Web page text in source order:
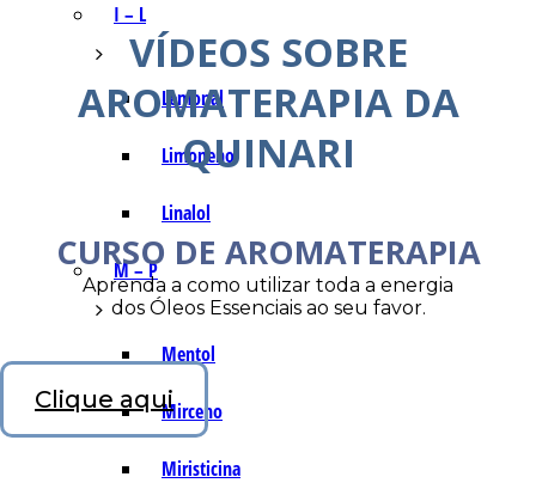
I – L
Lemonal
Limoneno
Linalol
M – P
Mentol
Mirceno
Miristicina
VÍDEOS SOBRE
AROMATERAPIA DA
QUINARI
CURSO DE AROMATERAPIA
Aprenda a como utilizar toda a energia
dos Óleos Essenciais ao seu favor.
Clique aqui